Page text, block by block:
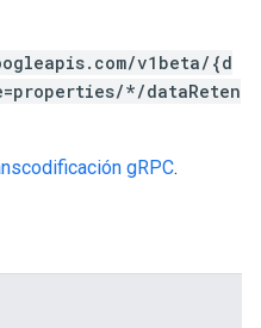
v1beta/{d
*/dataReten
gRPC.